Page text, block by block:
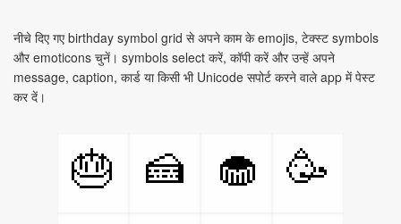
नीचे दिए गए birthday symbol grid से अपने काम के emojis, टेक्स्ट symbols
और emoticons चुनें। symbols select करें, कॉपी करें और उन्हें अपने
message, caption, कार्ड या किसी भी Unicode सपोर्ट करने वाले app में पेस्ट
कर दें।
🎂 🍰 🧁
🥳